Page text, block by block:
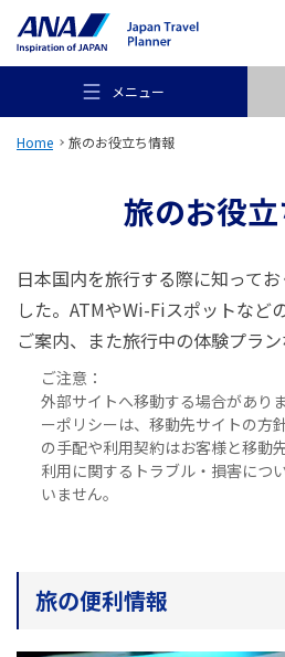
メニュー
おすすめの旅
旅のアイデア
行き先
旅のお役立ち情報
Home 旅のお役立ち情報
旅のお役
日本国内を旅行する際に知って
した。ATMやWi-Fiスポットなど
ご案内、また旅行中の体験プラン
ご注意：
外部サイトへ移動する場合があり
ーポリシーは、移動先サイトの方
の手配や利用契約はお客様と移動
利用に関するトラブル・損害につ
いません。
旅の便利情報